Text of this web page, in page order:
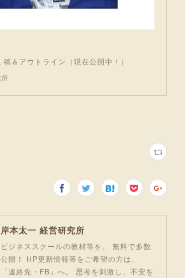
＆アウトライン（現在公開中！）
所
岸本太一 経営研究所
ビジネススクールの教材等を、 無料で多数
公開！ HP更新情報等をご希望の方は、
「連絡先・FB」へ。 思考を刺激し、不安を